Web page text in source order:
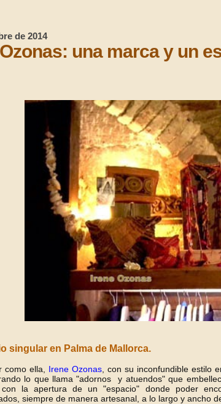
de 2014
una marca y un
singular en Palma de Mallorca.
como ella, Irene Ozonas , con su inconfundible estilo
lo que llama "adornos y atuendos" que
con la apertura de un "espacio" donde poder
siempre de manera artesanal, a lo largo y ancho